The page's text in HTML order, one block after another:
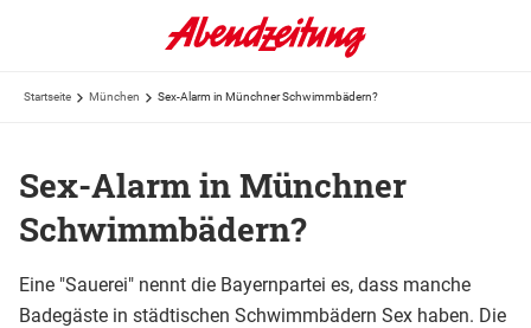
Startseite München Sex-Alarm in Münchner Schwimmbädern?
Sex-Alarm in Münchner
Schwimmbädern?
Eine "Sauerei" nennt die Bayernpartei es, dass manche
Badegäste in städtischen Schwimmbädern Sex haben. Die